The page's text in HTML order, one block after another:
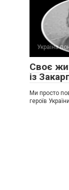
Україна
Своє
із
Ми просто
героїв